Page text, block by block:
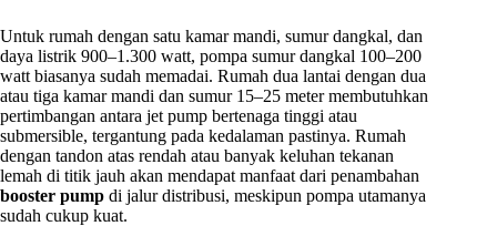
Untuk rumah dengan satu kamar mandi, sumur dangkal, dan
daya listrik 900–1.300 watt, pompa sumur dangkal 100–200
watt biasanya sudah memadai. Rumah dua lantai dengan dua
atau tiga kamar mandi dan sumur 15–25 meter membutuhkan
pertimbangan antara jet pump bertenaga tinggi atau
submersible, tergantung pada kedalaman pastinya. Rumah
dengan tandon atas rendah atau banyak keluhan tekanan
lemah di titik jauh akan mendapat manfaat dari penambahan
booster pump di jalur distribusi, meskipun pompa utamanya
sudah cukup kuat.